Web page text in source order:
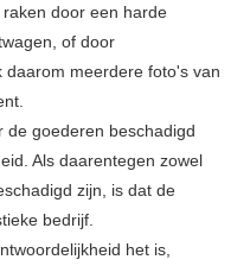
door een harde
of door
meerdere foto's van
de goederen beschadigd
Als daarentegen zowel
zijn, is dat de
bedrijf.
het is,